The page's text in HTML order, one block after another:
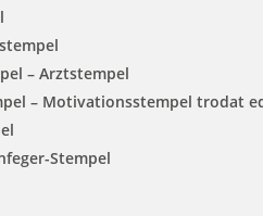
– Arztstempel
– Motivationsstempel trodat
Stempel